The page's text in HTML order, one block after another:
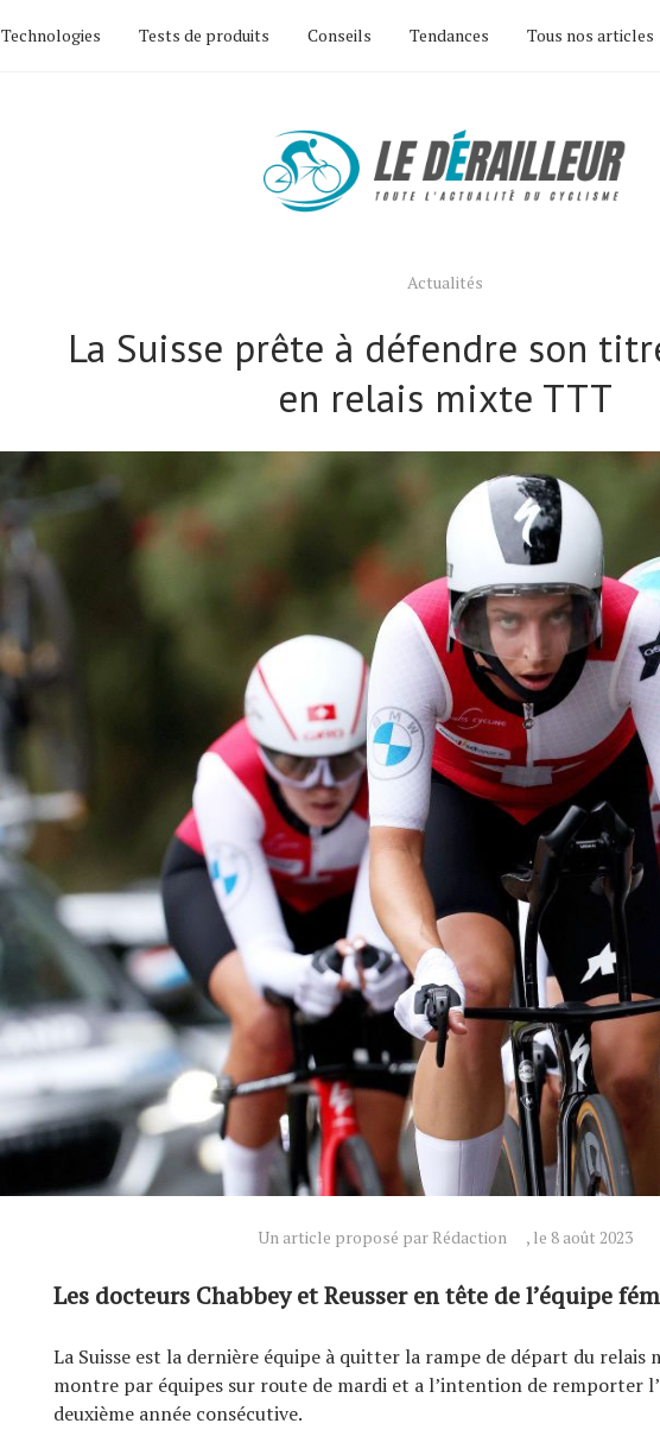
Technologies Tests de produits Conseils Tendances Tous nos articles
Actualités
La Suisse prête à défendre son
en relais mixte TTT
Un article proposé par Rédaction , le 8 août 2023
Les docteurs Chabbey et Reusser en tête de l’équipe
La Suisse est la dernière équipe à quitter la rampe de départ du
montre par équipes sur route de mardi et a l’intention de remporter
deuxième année consécutive.